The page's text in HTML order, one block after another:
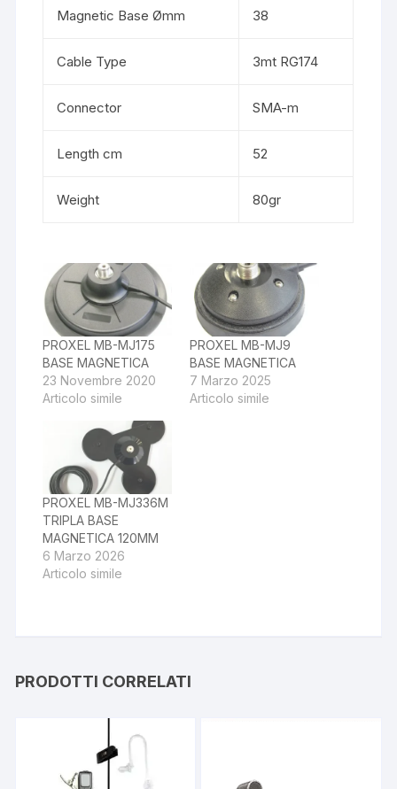
Magnetic Base Ømm 38
Cable Type 3mt RG174
Connector SMA-m
Length cm 52
Weight 80gr
PROXEL MB-MJ175
BASE MAGNETICA
23 Novembre 2020
Articolo simile
PROXEL MB-MJ9
BASE MAGNETICA
7 Marzo 2025
Articolo simile
PROXEL MB-MJ336M
TRIPLA BASE
MAGNETICA 120MM
6 Marzo 2026
Articolo simile
PRODOTTI CORRELATI